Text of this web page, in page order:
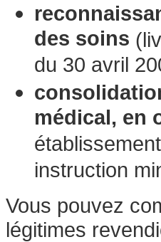
des soins
du 30 avril
médical, en
instruction
Vous pouvez
légitimes